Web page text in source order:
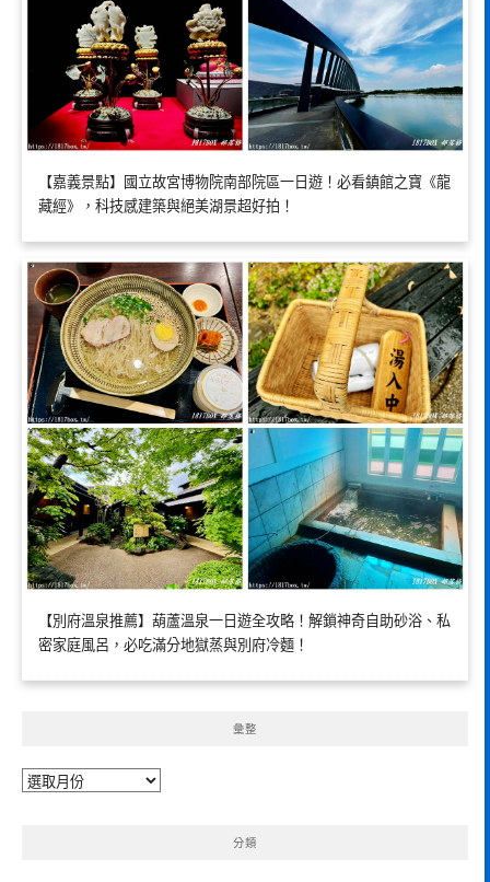
【嘉義景點】國立故宮博物院南部院區一日遊！必看鎮館之寶《龍
藏經》，科技感建築與絕美湖景超好拍！
【別府溫泉推薦】葫蘆溫泉一日遊全攻略！解鎖神奇自助砂浴、私
密家庭風呂，必吃滿分地獄蒸與別府冷麵！
彙整
彙
分類